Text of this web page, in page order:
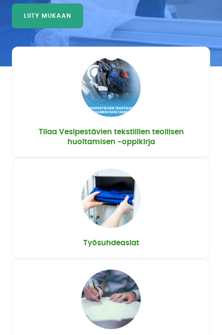
Uutiskirjeet
LIITY MUKAAN
Tilaa Vesipestävien tekstiilien teollisen
huoltamisen -oppikirja
Työsuhdeasiat